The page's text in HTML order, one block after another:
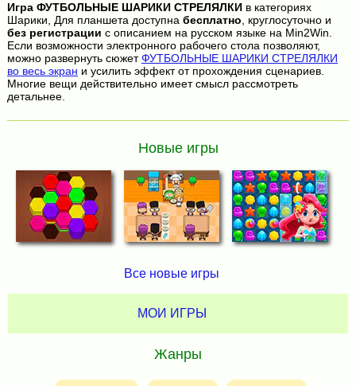
Игра ФУТБОЛЬНЫЕ ШАРИКИ СТРЕЛЯЛКИв категориях
Шарики, Для планшета доступна бесплатно, круглосуточно и
без регистрации с описанием на русском языке на Min2Win.
Если возможности электронного рабочего стола позволяют,
можно развернуть сюжетФУТБОЛЬНЫЕ ШАРИКИ СТРЕЛЯЛКИ
во весь экран и усилить эффект от прохождения сценариев.
Многие вещи действительно имеет смысл рассмотреть
детальнее.
Новые игры
Все новые игры
МОИ ИГРЫ
Жанры